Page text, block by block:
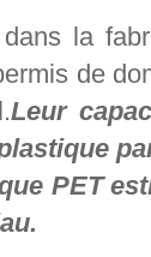
la
de
Leur
PET